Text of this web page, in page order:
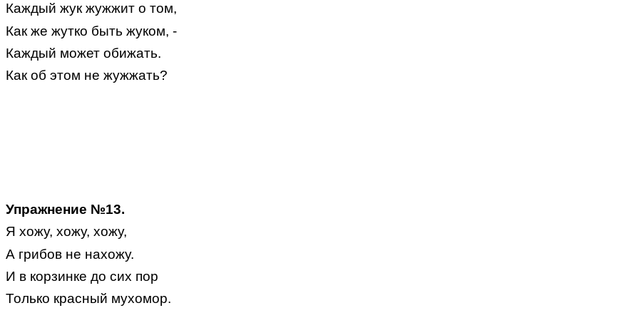
Каждый жук жужжит о том,
Как же жутко быть жуком, -
Каждый может обижать.
Как об этом не жужжать?
Упражнение №13.
Я хожу, хожу, хожу,
А грибов не нахожу.
И в корзинке до сих пор
Только красный мухомор.